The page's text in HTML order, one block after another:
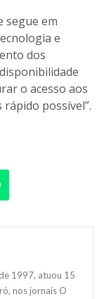
segue em
e
dos
o acesso aos
possível”.
1997, atuou 15
nos jornais O